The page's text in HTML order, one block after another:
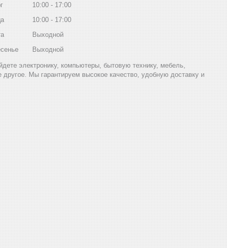
10:00
17:00
10:00
17:00
Выходной
Выходной
электронику, компьютеры, бытовую технику, мебель,
Мы гарантируем высокое качество, удобную доставку и